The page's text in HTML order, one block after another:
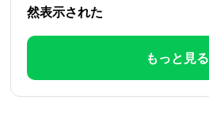
然表示された
もっと見る